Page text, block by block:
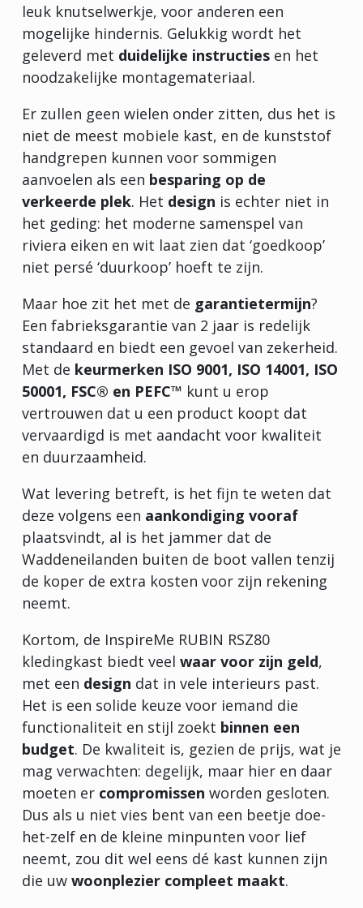
leuk knutselwerkje, voor anderen een
mogelijke hindernis. Gelukkig wordt het
geleverd met duidelijke instructies en het
noodzakelijke montagemateriaal.
Er zullen geen wielen onder zitten, dus het is
niet de meest mobiele kast, en de kunststof
handgrepen kunnen voor sommigen
aanvoelen als een besparing op de
verkeerde plek. Het design is echter niet in
het geding: het moderne samenspel van
riviera eiken en wit laat zien dat ‘goedkoop’
niet persé ‘duurkoop’ hoeft te zijn.
Maar hoe zit het met de garantietermijn?
Een fabrieksgarantie van 2 jaar is redelijk
standaard en biedt een gevoel van zekerheid.
Met de keurmerken ISO 9001, ISO 14001, ISO
50001, FSC® en PEFC™ kunt u erop
vertrouwen dat u een product koopt dat
vervaardigd is met aandacht voor kwaliteit
en duurzaamheid.
Wat levering betreft, is het fijn te weten dat
deze volgens een aankondiging vooraf
plaatsvindt, al is het jammer dat de
Waddeneilanden buiten de boot vallen tenzij
de koper de extra kosten voor zijn rekening
neemt.
Kortom, de InspireMe RUBIN RSZ80
kledingkast biedt veel waar voor zijn geld,
met een design dat in vele interieurs past.
Het is een solide keuze voor iemand die
functionaliteit en stijl zoekt binnen een
budget. De kwaliteit is, gezien de prijs, wat je
mag verwachten: degelijk, maar hier en daar
moeten er compromissen worden gesloten.
Dus als u niet vies bent van een beetje doe-
het-zelf en de kleine minpunten voor lief
neemt, zou dit wel eens dé kast kunnen zijn
die uw woonplezier compleet maakt.